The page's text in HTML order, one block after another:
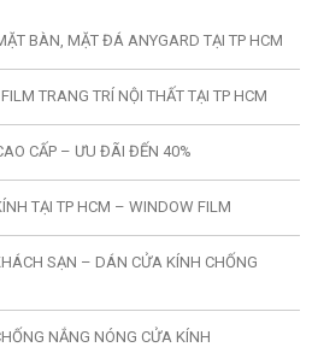
BÀN, MẶT ĐÁ ANYGARD TẠI TP HCM
TRANG TRÍ NỘI THẤT TẠI TP HCM
CẤP – ƯU ĐÃI ĐẾN 40%
TẠI TP HCM – WINDOW FILM
SẠN – DÁN CỬA KÍNH CHỐNG
NẮNG NÓNG CỬA KÍNH